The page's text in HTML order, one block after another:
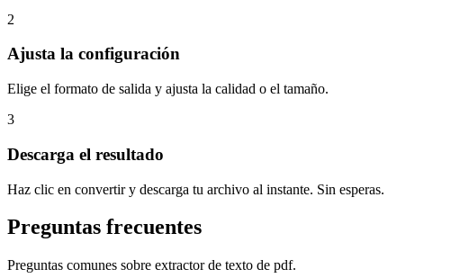
2
Ajusta la configuración
Elige el formato de salida y ajusta la calidad o el tamaño.
3
Descarga el resultado
Haz clic en convertir y descarga tu archivo al instante. Sin esperas.
Preguntas frecuentes
Preguntas comunes sobre extractor de texto de pdf.